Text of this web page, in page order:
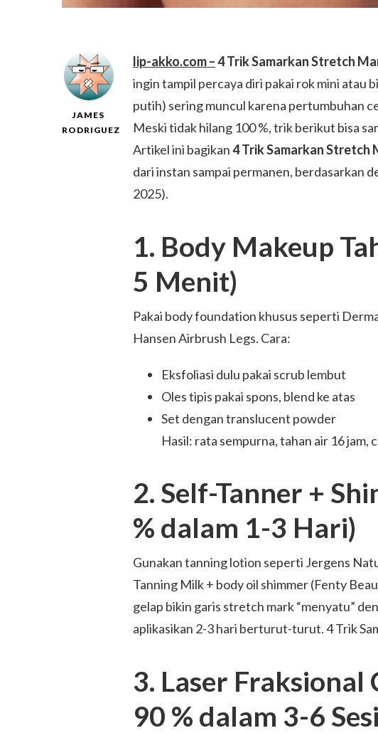
JAMES
RODRIGUEZ
lip-akko.com –4 Trik Samarkan Stretch
ingin tampil percaya diri pakai rok mini atau
putih) sering muncul karena pertumbuhan
Meski tidak hilang 100 %, trik berikut bisa
Artikel ini bagikan4 Trik Samarkan Stretch
dari instan sampai permanen, berdasarkan
2025).
1. Body Makeup
5 Menit)
Pakai body foundation khusus seperti
Hansen Airbrush Legs. Cara:
Eksfoliasi dulu pakai scrub lembut
Oles tipis pakai spons, blend ke atas
Set dengan translucent powder
Hasil: rata sempurna, tahan air 16 jam,
2. Self-Tanner +
% dalam 1-3 Hari)
Gunakan tanning lotion seperti Jergens
Tanning Milk + body oil shimmer (Fenty
gelap bikin garis stretch mark “menyatu”
aplikasikan 2-3 hari berturut-turut. 4 Trik
3. Laser Fraksional
90 % dalam 3-6